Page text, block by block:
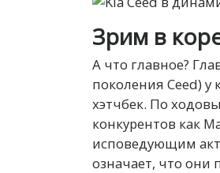
Зрим в
А что главное?
поколения Ceed)
хэтчбек. По
конкурентов как
исповедующим
означает, что они